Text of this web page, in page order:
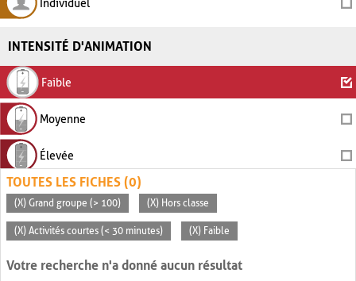
Individuel
INTENSITÉ D'ANIMATION
Faible
Moyenne
Élevée
TOUTES LES FICHES (0)
(X) Grand groupe (> 100) (X) Hors classe
(X) Activités courtes (< 30 minutes) (X) Faible
Votre recherche n'a donné aucun résultat